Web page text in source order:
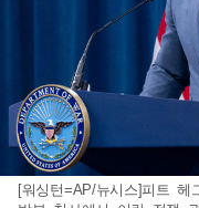
[워싱턴=AP/뉴시스]피트